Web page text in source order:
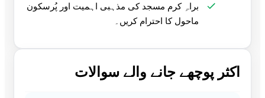
براہِ کرم مسجد کی مذہبی اہمیت اور پُرسکون
ماحول کا احترام کریں۔
اکثر پوچھے جانے والے سوالات